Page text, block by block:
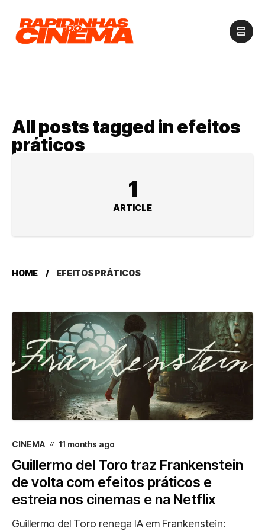
All posts tagged in efeitos
práticos
1
ARTICLE
HOME EFEITOS PRÁTICOS
CINEMA 11 months ago
Guillermo del Toro traz Frankenstein
de volta com efeitos práticos e
estreia nos cinemas e na Netflix
Guillermo del Toro renega IA em Frankenstein: